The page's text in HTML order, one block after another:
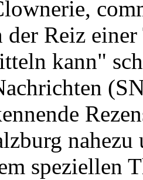
der Reiz
kann"
speziellen